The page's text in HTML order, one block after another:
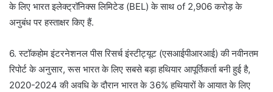
के लिए भारत इलेक्ट्रॉनिक्स लिमिटेड (BEL) के साथ of 2,906 करोड़ के
अनुबंध पर हस्ताक्षर किए हैं.
6. स्टॉकहोम इंटरनेशनल पीस रिसर्च इंस्टीट्यूट (एसआईपीआरआई) की नवीनतम
रिपोर्ट के अनुसार, रूस भारत के लिए सबसे बड़ा हथियार आपूर्तिकर्ता बनी हुई है,
2020-2024 की अवधि के दौरान भारत के 36% हथियारों के आयात के लिए